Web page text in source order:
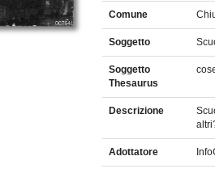
Comune
Soggetto
Soggetto
Thesaurus
Descrizione
Adottatore